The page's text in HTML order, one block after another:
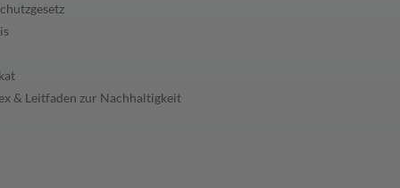
& Leitfaden zur Nachhaltigkeit